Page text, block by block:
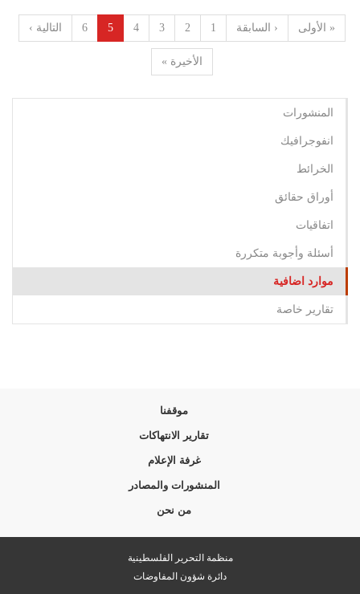
« الأولى ‹ السابقة 1
2
3
4
5
6 التالية ›
الأخيرة »
المنشورات
انفوجرافيك
الخرائط
أوراق حقائق
اتفاقيات
أسئلة وأجوبة متكررة
موارد اضافية
تقارير خاصة
موقفنا
تقارير الانتهاكات
غرفة الإعلام
المنشورات والمصادر
من نحن
منظمة التحرير الفلسطينية
دائرة شؤون المفاوضات